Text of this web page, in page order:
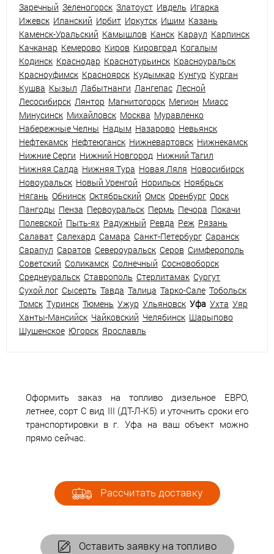
Заречный Зеленогорск Златоуст Ивдель Игарка
Ижевск Иланский Ирбит Иркутск Ишим Казань
Каменск-Уральский Камышлов Канск Караул Карпинск
Качканар Кемерово Киров Кировград Когалым
Кодинск Краснодар Краснотурьинск Красноуральск
Красноуфимск Красноярск Кудымкар Кунгур Курган
Кушва Кызыл Лабытнанги Лангепас Лесной
Лесосибирск Лянтор Магнитогорск Мегион Миасс
Минусинск Михайловск Москва Муравленко
Набережные Челны Надым Назарово Невьянск
Нефтекамск Нефтеюганск Нижневартовск Нижнекамск
Нижние Серги Нижний Новгород Нижний Тагил
Нижняя Салда Нижняя Тура Новая Ляля Новосибирск
Новоуральск Новый Уренгой Норильск Ноябрьск
Нягань Обнинск Октябрьский Омск Оренбург Орск
Пангоды Пенза Первоуральск Пермь Печора Покачи
Полевской Пыть-ях Радужный Ревда Реж Рязань
Салават Салехард Самара Санкт-Петербург Саранск
Сарапул Саратов Североуральск Серов Симферополь
Советский Соликамск Солнечный Сосновоборск
Среднеуральск Ставрополь Стерлитамак Сургут
Сухой лог Сысерть Тавда Талица Тарко-Сале Тобольск
Томск Туринск Тюмень Ужур Ульяновск Уфа Ухта Уяр
Ханты-Мансийск Чайковский Челябинск Шарыпово
Шушенское Югорск Ярославль
Оформить заказ на топливо дизельное ЕВРО,
летнее, сорт С вид III (ДТ-Л-К5) и уточнить сроки его
транспортировки в г. Уфа на ваш объект можно
прямо сейчас.
Рассчитать доставку
Оставить заявку на топливо